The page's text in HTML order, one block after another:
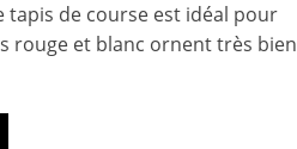
tapis de course est idéal pour
rouge et blanc ornent très bien